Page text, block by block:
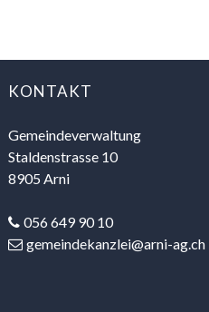
KONTAKT
Gemeindeverwaltung
Staldenstrasse 10
8905 Arni
056 649 90 10
gemeindekanzlei@arni-ag.ch